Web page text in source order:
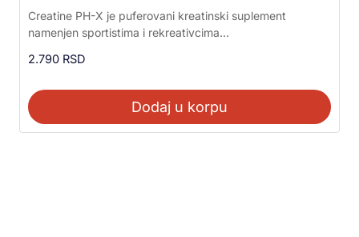
Ocenjeno sa
5.00
od 5
Creatine PH-X je puferovani kreatinski suplement
namenjen sportistima i rekreativcima...
2.790 RSD
Dodaj u korpu